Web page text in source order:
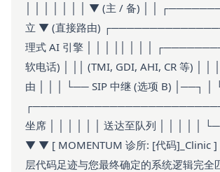
│ │ │ │ │ │ │ ▼ (主 / 备) │ │
立 ▼ (直接路由)
理式 AI 引擎 │ │ │ ││ │ │ │
软电话) │ ││ (TMI, GDI, AHI, CR
由 │ │ │ └── SIP 中继 (选项 B)
坐席 │ │ │ │ │ │ 送达至队列 │ │ │
▼ ▼ [ MOMENTUM 诊所: [代码
层代码足迹与您最终确定的系统逻辑完